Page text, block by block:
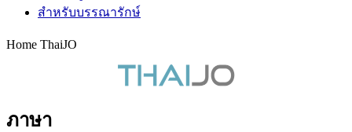
สำหรับบรรณารักษ์
Home ThaiJO
ภาษา